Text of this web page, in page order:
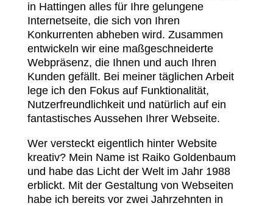
in Hattingen alles für Ihre gelungene
Internetseite, die sich von Ihren
Konkurrenten abheben wird. Zusammen
entwickeln wir eine maßgeschneiderte
Webpräsenz, die Ihnen und auch Ihren
Kunden gefällt. Bei meiner täglichen Arbeit
lege ich den Fokus auf Funktionalität,
Nutzerfreundlichkeit und natürlich auf ein
fantastisches Aussehen Ihrer Webseite.
Wer versteckt eigentlich hinter Website
kreativ? Mein Name ist Raiko Goldenbaum
und habe das Licht der Welt im Jahr 1988
erblickt. Mit der Gestaltung von Webseiten
habe ich bereits vor zwei Jahrzehnten in